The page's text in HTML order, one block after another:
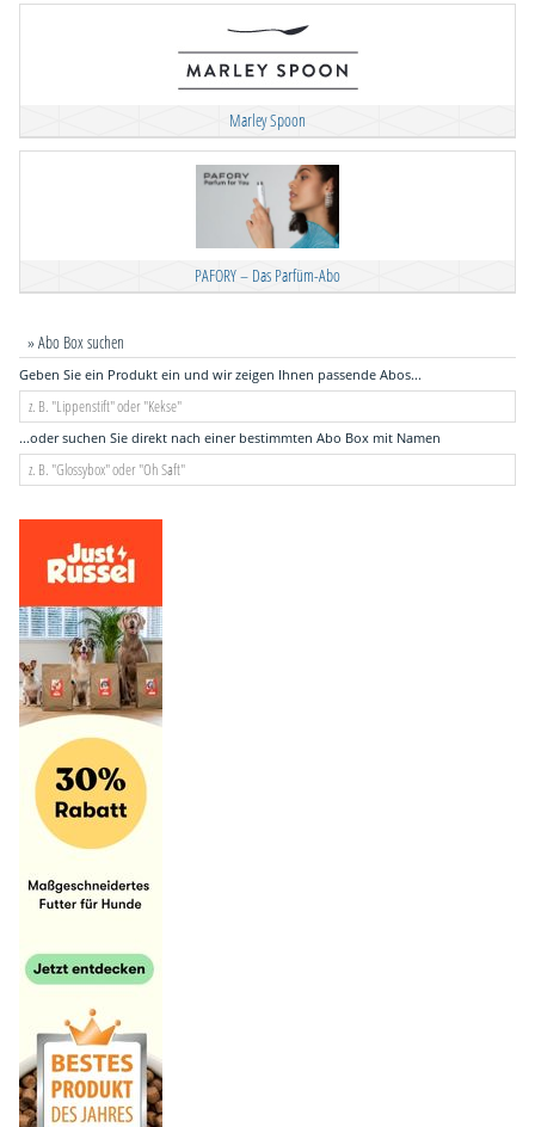
Marley Spoon
PAFORY – Das Parfüm-Abo
» Abo Box suchen
Geben Sie ein Produkt ein und wir zeigen Ihnen passende Abos...
...oder suchen Sie direkt nach einer bestimmten Abo Box mit Namen